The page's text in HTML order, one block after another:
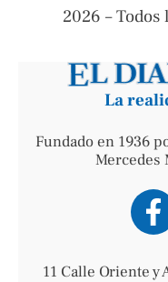
2026 –
La
Fundado en 1936
Mercedes
11 Calle Oriente y